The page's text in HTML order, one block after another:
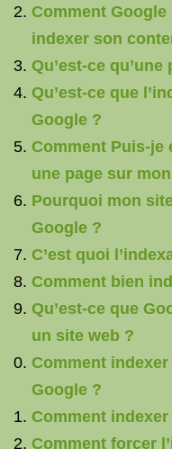
Comment
indexer son
Qu’est-ce
Qu’est-ce que
Google ?
Comment Puis-je
une page sur
Pourquoi mon
Google ?
C’est quoi
Comment bien
Qu’est-ce que
un site web ?
Comment
Google ?
Comment
Comment forcer